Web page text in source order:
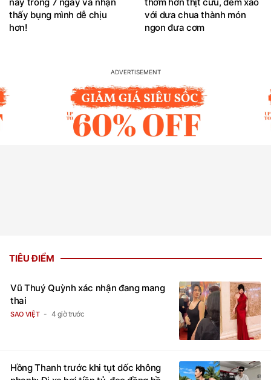
thấy bụng mình dễ chịu
hơn!
với dưa chua thành món
ngon đưa cơm
TIÊU ĐIỂM
Vũ Thuý Quỳnh xác nhận đang mang
thai
SAO VIỆT 4 giờ trước
Hồng Thanh trước khi tụt dốc không